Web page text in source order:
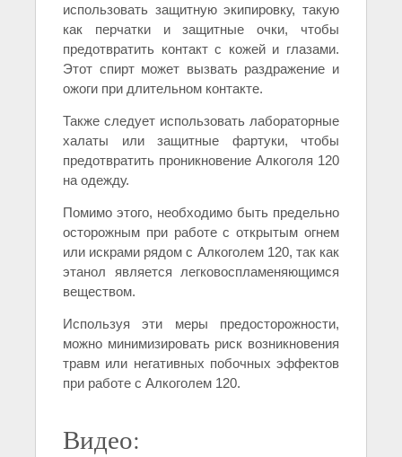
использовать защитную экипировку, такую
как перчатки и защитные очки, чтобы
предотвратить контакт с кожей и глазами.
Этот спирт может вызвать раздражение и
ожоги при длительном контакте.
Также следует использовать лабораторные
халаты или защитные фартуки, чтобы
предотвратить проникновение Алкоголя 120
на одежду.
Помимо этого, необходимо быть предельно
осторожным при работе с открытым огнем
или искрами рядом с Алкоголем 120, так как
этанол является легковоспламеняющимся
веществом.
Используя эти меры предосторожности,
можно минимизировать риск возникновения
травм или негативных побочных эффектов
при работе с Алкоголем 120.
Видео: